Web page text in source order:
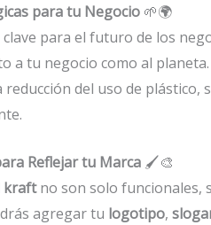
para tu Negocio 🌱🌍
clave para el futuro de los
a tu negocio como al planeta.
del uso de plástico,
Reflejar tu Marca 🖌️🎨
kraftno son solo funcionales,
agregar tu logotipo,